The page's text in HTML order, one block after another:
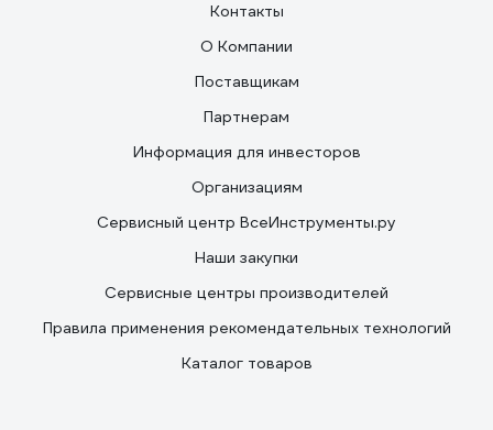
Контакты
О Компании
Поставщикам
Партнерам
Информация для инвесторов
Организациям
Сервисный центр ВсеИнструменты.ру
Наши закупки
Сервисные центры производителей
Правила применения рекомендательных технологий
Каталог товаров